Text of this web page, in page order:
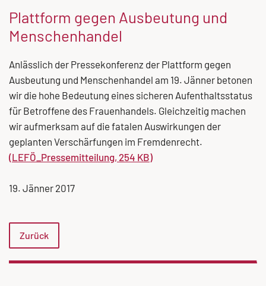
Plattform gegen Ausbeutung und
Menschenhandel
Anlässlich der Pressekonferenz der Plattform gegen
Ausbeutung und Menschenhandel am 19. Jänner betonen
wir die hohe Bedeutung eines sicheren Aufenthaltsstatus
für Betroffene des Frauenhandels. Gleichzeitig machen
wir aufmerksam auf die fatalen Auswirkungen der
geplanten Verschärfungen im Fremdenrecht.
(LEFÖ_Pressemitteilung, 254 KB)
19. Jänner 2017
Zurück